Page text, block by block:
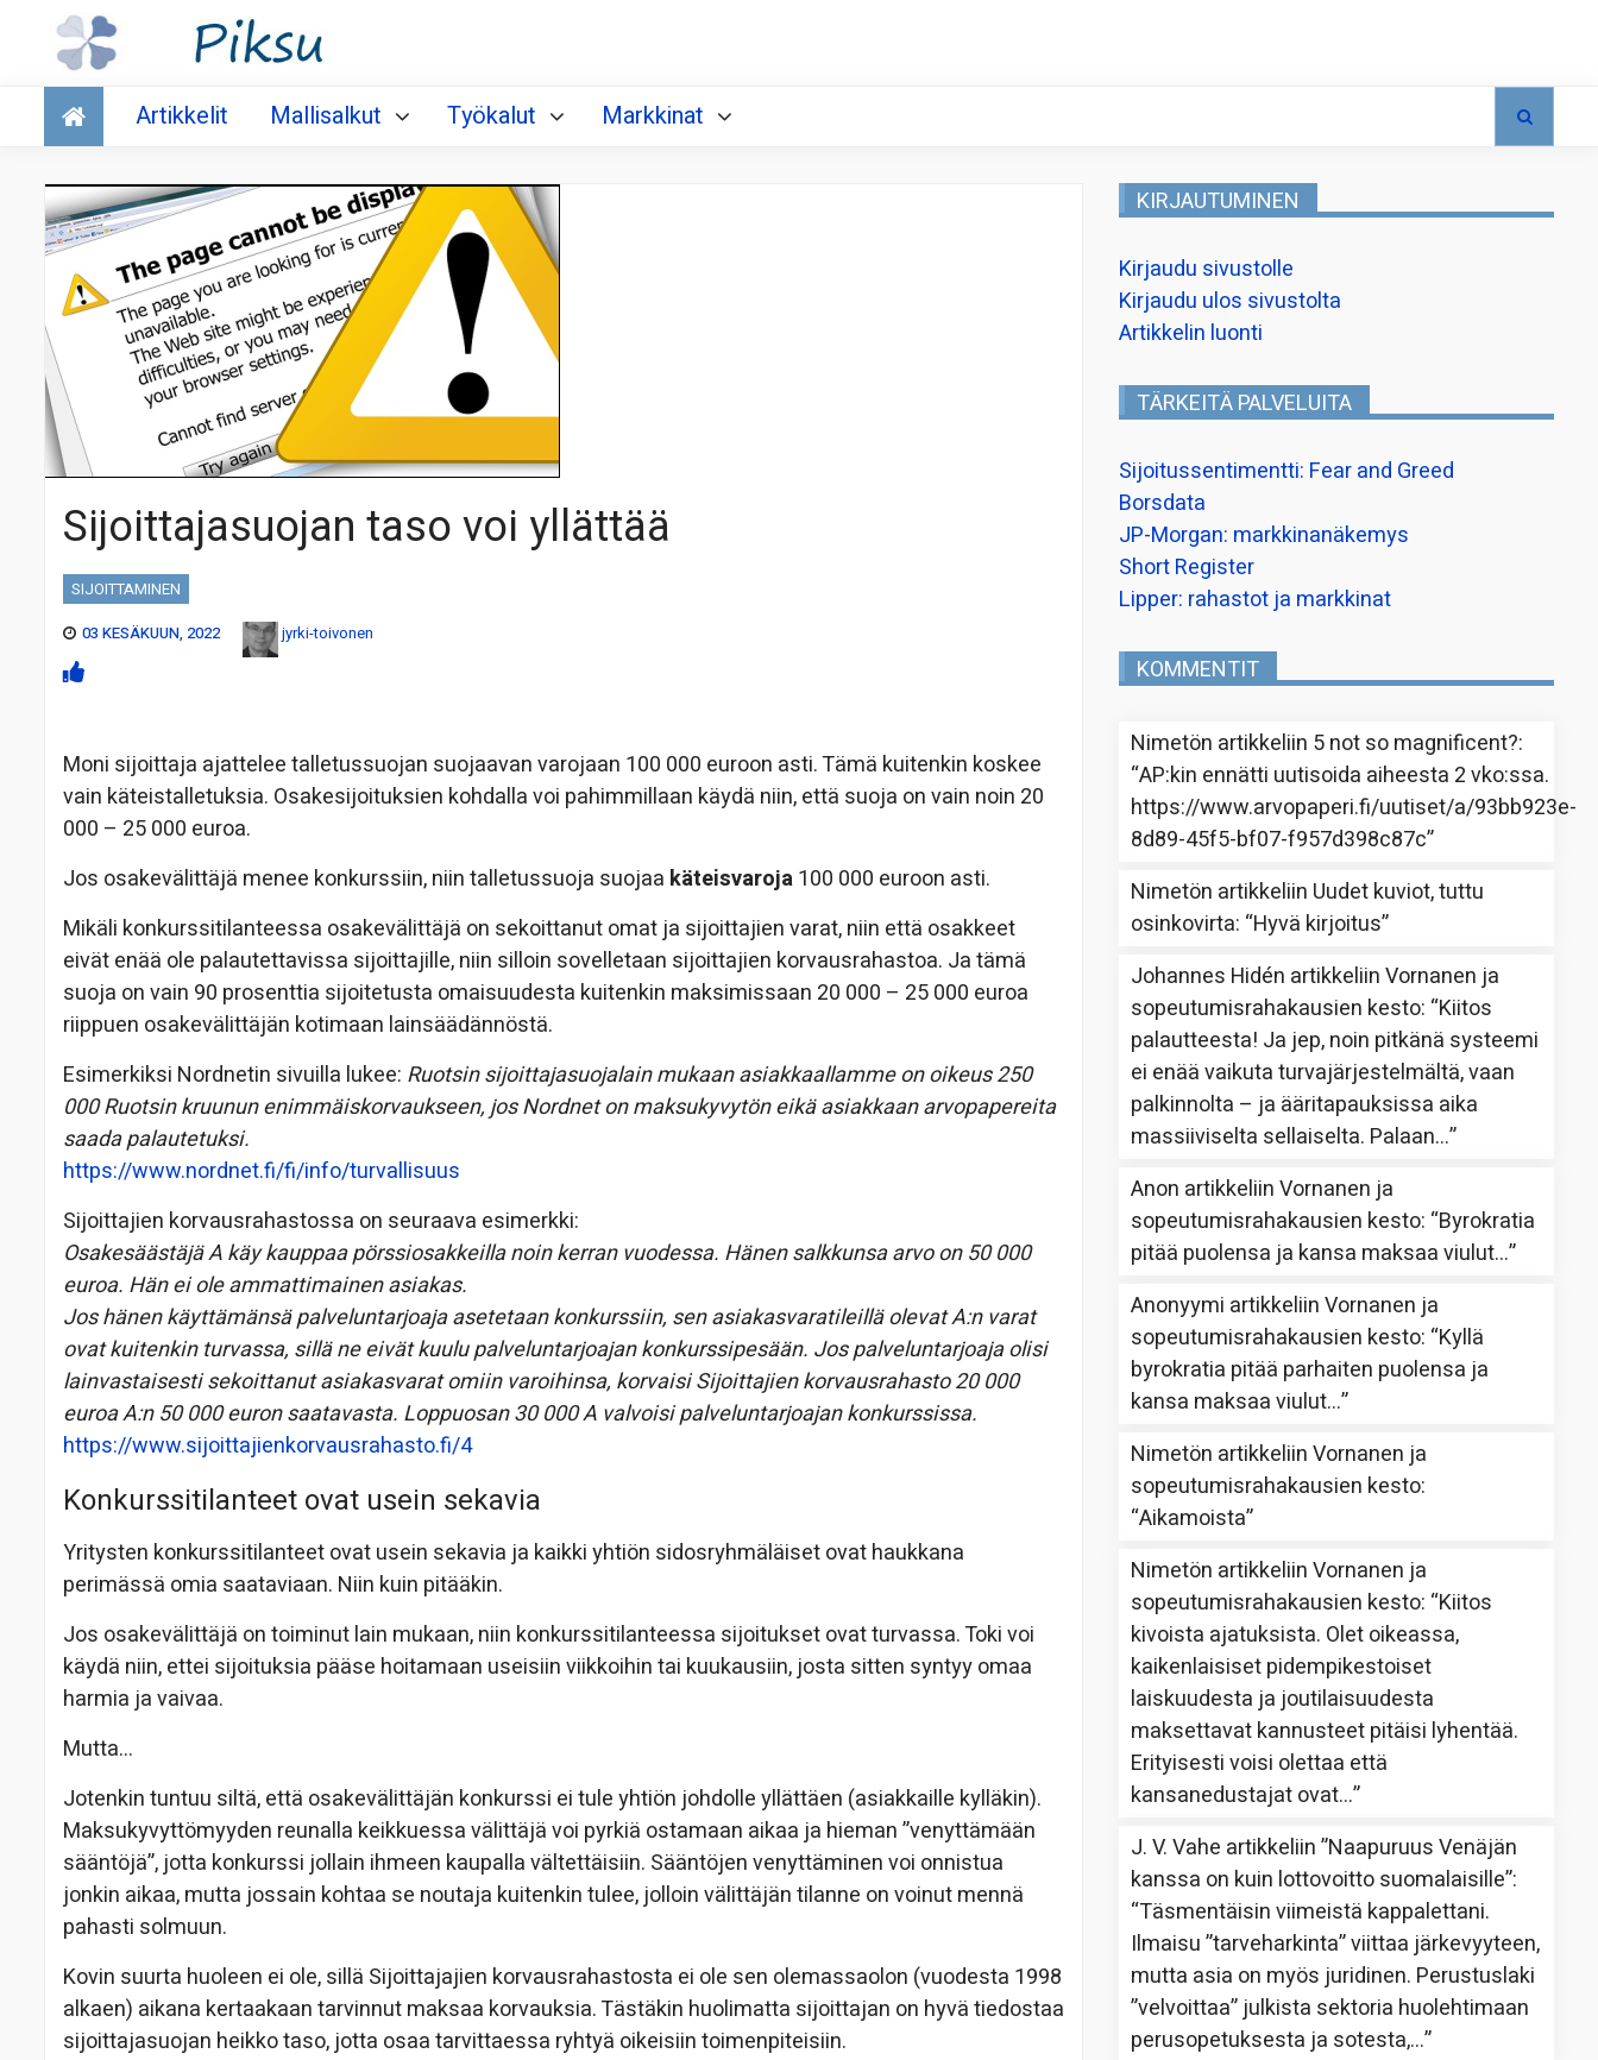
Talous
Artikkelit Mallisalkut Työkalut Markkinat
Sijoittajasuojan taso voi yllättää
SIJOITTAMINEN
03 KESÄKUUN, 2022
jyrki-toivonen
Moni sijoittaja ajattelee talletussuojan suojaavan varojaan 100 000 euroon asti. Tämä kuitenkin koskee
vain käteistalletuksia. Osakesijoituksien kohdalla voi pahimmillaan käydä niin, että suoja on vain noin 20
000 – 25 000 euroa.
Jos osakevälittäjä menee konkurssiin, niin talletussuoja suojaa käteisvaroja100 000 euroon asti.
Mikäli konkurssitilanteessa osakevälittäjä on sekoittanut omat ja sijoittajien varat, niin että osakkeet
eivät enää ole palautettavissa sijoittajille, niin silloin sovelletaan sijoittajien korvausrahastoa. Ja tämä
suoja on vain 90 prosenttia sijoitetusta omaisuudesta kuitenkin maksimissaan 20 000 – 25 000 euroa
riippuen osakevälittäjän kotimaan lainsäädännöstä.
Esimerkiksi Nordnetin sivuilla lukee: Ruotsin sijoittajasuojalain mukaan asiakkaallamme on oikeus 250
000 Ruotsin kruunun enimmäiskorvaukseen, jos Nordnet on maksukyvytön eikä asiakkaan arvopapereita
saada palautetuksi.
https://www.nordnet.fi/fi/info/turvallisuus
Sijoittajien korvausrahastossa on seuraava esimerkki:
Osakesäästäjä A käy kauppaa pörssiosakkeilla noin kerran vuodessa. Hänen salkkunsa arvo on 50 000
euroa. Hän ei ole ammattimainen asiakas.
Jos hänen käyttämänsä palveluntarjoaja asetetaan konkurssiin, sen asiakasvaratileillä olevat A:n varat
ovat kuitenkin turvassa, sillä ne eivät kuulu palveluntarjoajan konkurssipesään. Jos palveluntarjoaja olisi
lainvastaisesti sekoittanut asiakasvarat omiin varoihinsa, korvaisi Sijoittajien korvausrahasto 20 000
euroa A:n 50 000 euron saatavasta. Loppuosan 30 000 A valvoisi palveluntarjoajan konkurssissa.
https://www.sijoittajienkorvausrahasto.fi/4
Konkurssitilanteet ovat usein sekavia
Yritysten konkurssitilanteet ovat usein sekavia ja kaikki yhtiön sidosryhmäläiset ovat haukkana
perimässä omia saataviaan. Niin kuin pitääkin.
Jos osakevälittäjä on toiminut lain mukaan, niin konkurssitilanteessa sijoitukset ovat turvassa. Toki voi
käydä niin, ettei sijoituksia pääse hoitamaan useisiin viikkoihin tai kuukausiin, josta sitten syntyy omaa
harmia ja vaivaa.
Mutta…
Jotenkin tuntuu siltä, että osakevälittäjän konkurssi ei tule yhtiön johdolle yllättäen (asiakkaille kylläkin).
Maksukyvyttömyyden reunalla keikkuessa välittäjä voi pyrkiä ostamaan aikaa ja hieman ”venyttämään
sääntöjä”, jotta konkurssi jollain ihmeen kaupalla vältettäisiin. Sääntöjen venyttäminen voi onnistua
jonkin aikaa, mutta jossain kohtaa se noutaja kuitenkin tulee, jolloin välittäjän tilanne on voinut mennä
pahasti solmuun.
Kovin suurta huoleen ei ole, sillä Sijoittajajien korvausrahastosta ei ole sen olemassaolon (vuodesta 1998
alkaen) aikana kertaakaan tarvinnut maksaa korvauksia. Tästäkin huolimatta sijoittajan on hyvä tiedostaa
sijoittajasuojan heikko taso, jotta osaa tarvittaessa ryhtyä oikeisiin toimenpiteisiin.
KIRJAUTUMINEN
Kirjaudu sivustolle
Kirjaudu ulos sivustolta
Artikkelin luonti
TÄRKEITÄ PALVELUITA
Sijoitussentimentti: Fear and Greed
Borsdata
JP-Morgan: markkinanäkemys
Short Register
Lipper: rahastot ja markkinat
KOMMENTIT
Nimetön artikkeliin 5 not so magnificent?:
“AP:kin ennätti uutisoida aiheesta 2 vko:ssa.
https://www.arvopaperi.fi/uutiset/a/93bb923e-
8d89-45f5-bf07-f957d398c87c”
Nimetön artikkeliin Uudet kuviot, tuttu
osinkovirta: “Hyvä kirjoitus”
Johannes Hidén artikkeliinVornanen ja
sopeutumisrahakausien kesto: “Kiitos
palautteesta! Ja jep, noin pitkänä systeemi
ei enää vaikuta turvajärjestelmältä, vaan
palkinnolta – ja ääritapauksissa aika
massiiviselta sellaiselta. Palaan…”
Anon artikkeliinVornanen ja
sopeutumisrahakausien kesto: “Byrokratia
pitää puolensa ja kansa maksaa viulut…”
Anonyymi artikkeliinVornanen ja
sopeutumisrahakausien kesto: “Kyllä
byrokratia pitää parhaiten puolensa ja
kansa maksaa viulut…”
Nimetön artikkeliinVornanen ja
sopeutumisrahakausien kesto:
“Aikamoista”
Nimetön artikkeliinVornanen ja
sopeutumisrahakausien kesto: “Kiitos
kivoista ajatuksista. Olet oikeassa,
kaikenlaisiset pidempikestoiset
laiskuudesta ja joutilaisuudesta
maksettavat kannusteet pitäisi lyhentää.
Erityisesti voisi olettaa että
kansanedustajat ovat…”
J. V. Vahe artikkeliin”Naapuruus Venäjän
kanssa on kuin lottovoitto suomalaisille”:
“Täsmentäisin viimeistä kappalettani.
Ilmaisu ”tarveharkinta” viittaa järkevyyteen,
mutta asia on myös juridinen. Perustuslaki
”velvoittaa” julkista sektoria huolehtimaan
perusopetuksesta ja sotesta,…”